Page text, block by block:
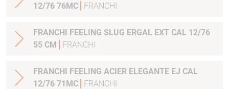
12/76 76MC
FRANCHI
FRANCHI FEELING SLUG ERGAL EXT CAL 12/76
55 CM
FRANCHI
FRANCHI FEELING ACIER ELEGANTE EJ CAL
12/76 71MC
FRANCHI